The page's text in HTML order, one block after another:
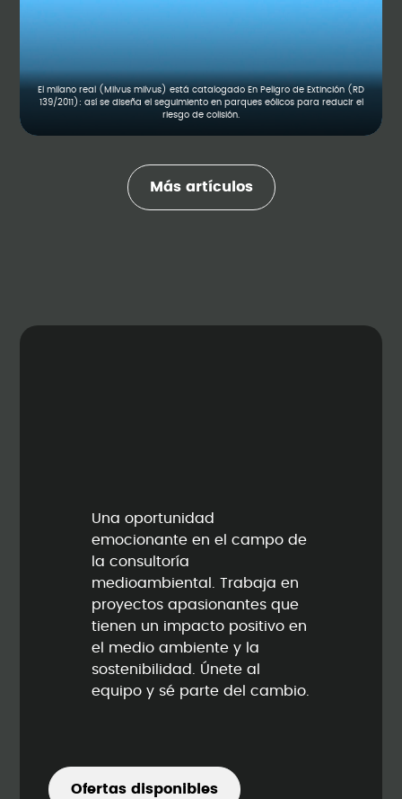
El milano real (Milvus milvus) está catalogado En Peligro de Extinción (RD
139/2011): así se diseña el seguimiento en parques eólicos para reducir el
riesgo de colisión.
Más artículos
Una oportunidad
emocionante en el campo de
la consultoría
medioambiental. Trabaja en
proyectos apasionantes que
tienen un impacto positivo en
el medio ambiente y la
sostenibilidad. Únete al
equipo y sé parte del cambio.
Ofertas disponibles